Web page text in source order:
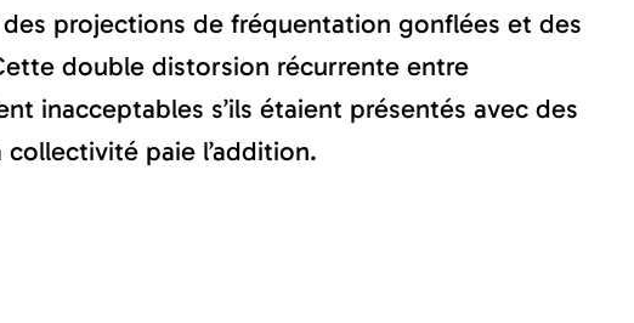
projections de fréquentation gonflées et des
double distorsion récurrente entre
inacceptables s’ils étaient présentés avec des
paie l’addition.